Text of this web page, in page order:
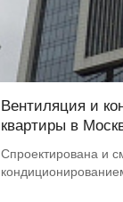
Вентиляция и
квартиры в
Спроектирована и